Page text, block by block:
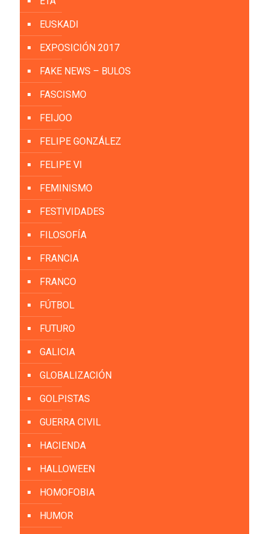
EUSKADI
EXPOSICIÓN 2017
FAKE NEWS – BULOS
FASCISMO
FEIJOO
FELIPE GONZÁLEZ
FELIPE VI
FEMINISMO
FESTIVIDADES
FILOSOFÍA
FRANCIA
FRANCO
FÚTBOL
FUTURO
GALICIA
GLOBALIZACIÓN
GOLPISTAS
GUERRA CIVIL
HACIENDA
HALLOWEEN
HOMOFOBIA
HUMOR